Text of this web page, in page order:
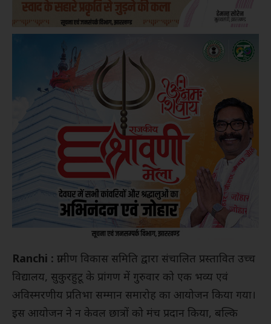
Ranchi : ग्रामीण विकास समिति द्वारा संचालित प्रस्तावित उच्च
विद्यालय, सुकुरहुटू के प्रांगण में गुरुवार को एक भव्य एवं
अविस्मरणीय प्रतिभा सम्मान समारोह का आयोजन किया गया।
इस आयोजन ने न केवल छात्रों को मंच प्रदान किया, बल्कि